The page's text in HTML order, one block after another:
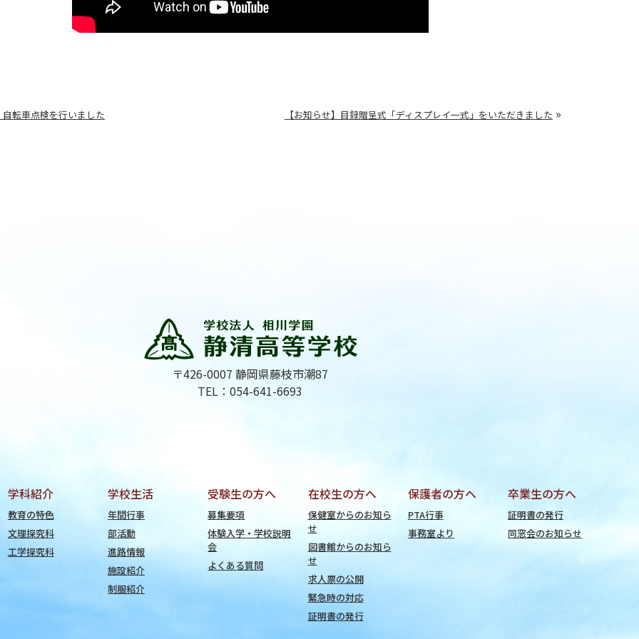
自転車点検を行いました 【お知らせ】目録贈呈式「ディスプレイ一式」をいただきました »
〒426-0007 静岡県藤枝市潮87
TEL：054-641-6693
学科紹介
教育の特色
文理探究科
工学探究科
学校生活
年間行事
部活動
進路情報
施設紹介
制服紹介
受験生の方へ
募集要項
体験入学・学校説明
会
よくある質問
在校生の方へ
保健室からのお知ら
せ
図書館からのお知ら
せ
求人票の公開
緊急時の対応
証明書の発行
保護者の方へ
PTA行事
事務室より
卒業生の方へ
証明書の発行
同窓会のお知らせ